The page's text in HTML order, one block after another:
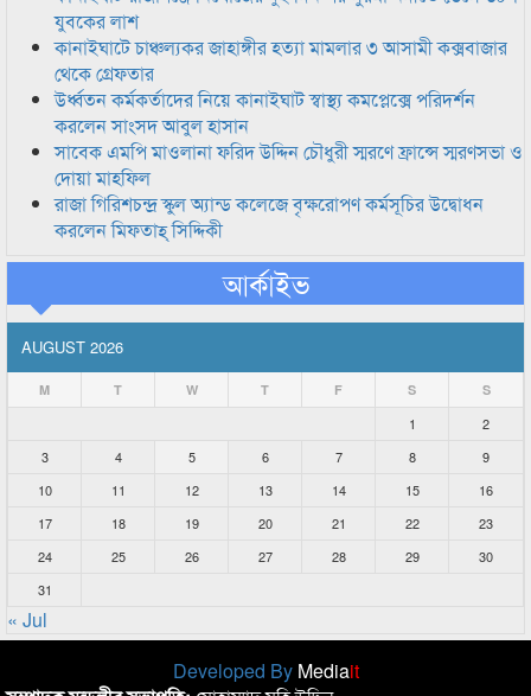
যুবকের লাশ
কানাইঘাটে চাঞ্চল্যকর জাহাঙ্গীর হত্যা মামলার ৩ আসামী কক্সবাজার
থেকে গ্রেফতার
উর্ধ্বতন কর্মকর্তাদের নিয়ে কানাইঘাট স্বাস্থ্য কমপ্লেক্সে পরিদর্শন
করলেন সাংসদ আবুল হাসান
সাবেক এমপি মাওলানা ফরিদ উদ্দিন চৌধুরী স্মরণে ফ্রান্সে স্মরণসভা ও
দোয়া মাহফিল
রাজা গিরিশচন্দ্র স্কুল অ্যান্ড কলেজে বৃক্ষরোপণ কর্মসূচির উদ্বোধন
করলেন মিফতাহ্ সিদ্দিকী
আর্কাইভ
AUGUST 2026
M T W T F S S
1
2
3
4 5 6 7 8
9
10
11 12 13 14 15
16
17
18 19 20 21 22
23
24
25 26 27 28 29
30
31
« Jul
Developed By Mediait